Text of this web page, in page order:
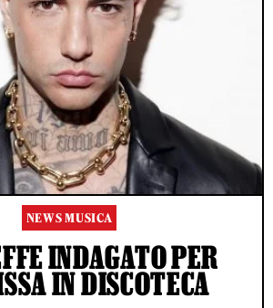
NEWS MUSICA
INDAGATO PER
IN DISCOTECA